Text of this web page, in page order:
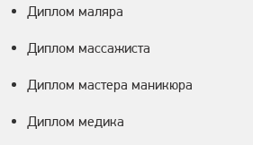
Диплом маляра
Диплом массажиста
Диплом мастера маникюра
Диплом медика